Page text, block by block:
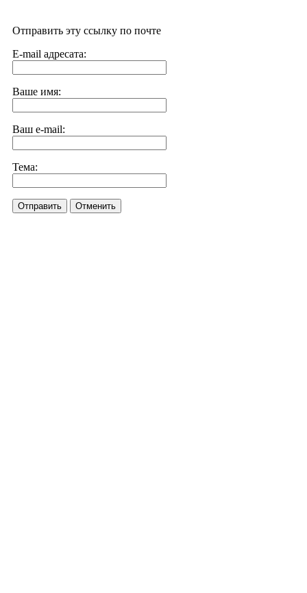
Отправить эту ссылку по почте
E-mail адресата:
Ваше имя:
Ваш e-mail:
Тема:
Отправить Отменить